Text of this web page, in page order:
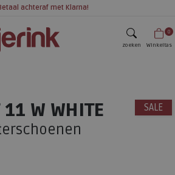
achteraf met Klarna!
zoeken
0
Winkeltas
SALE
11 W WHITE